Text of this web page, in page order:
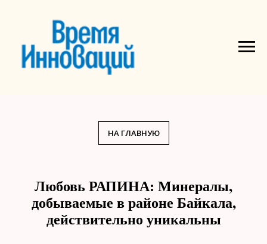
НА ГЛАВНУЮ
Любовь РАПИНА: Минералы,
добываемые в районе Байкала,
действительно уникальны